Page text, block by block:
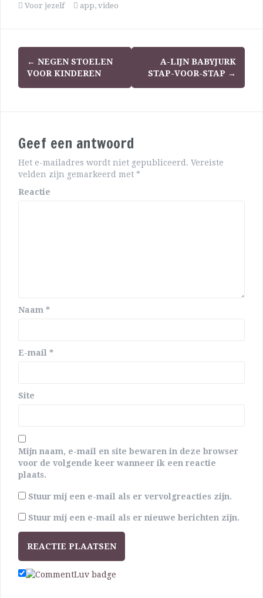
Voor jezelf app, video
← NEGEN STOELEN
VOOR KINDEREN
A-LIJN BABYJURK
STAP-VOOR-STAP →
Geef een antwoord
Het e-mailadres wordt niet gepubliceerd. Vereiste
velden zijn gemarkeerd met *
Reactie
Naam *
E-mail *
Site
Mijn naam, e-mail en site bewaren in deze browser
voor de volgende keer wanneer ik een reactie
plaats.
Stuur mij een e-mail als er vervolgreacties zijn.
Stuur mij een e-mail als er nieuwe berichten zijn.